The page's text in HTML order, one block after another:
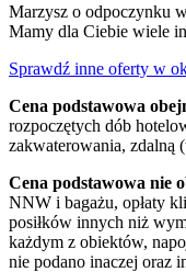
Marzysz o odpoczynku
Mamy dla Ciebie wiele
Sprawdź inne oferty w
Cena podstawowa
rozpoczętych dób
zakwaterowania, zdalną
Cena podstawowa nie
NNW i bagażu, opłaty
posiłków innych niż
każdym z obiektów,
nie podano inaczej oraz